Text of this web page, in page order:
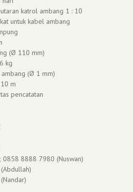
katrol ambang 1 : 10
untuk kabel ambang
(Ø 110 mm)
kg
(Ø 1 mm)
m
pencatatan
8888 7980 (Nuswan)